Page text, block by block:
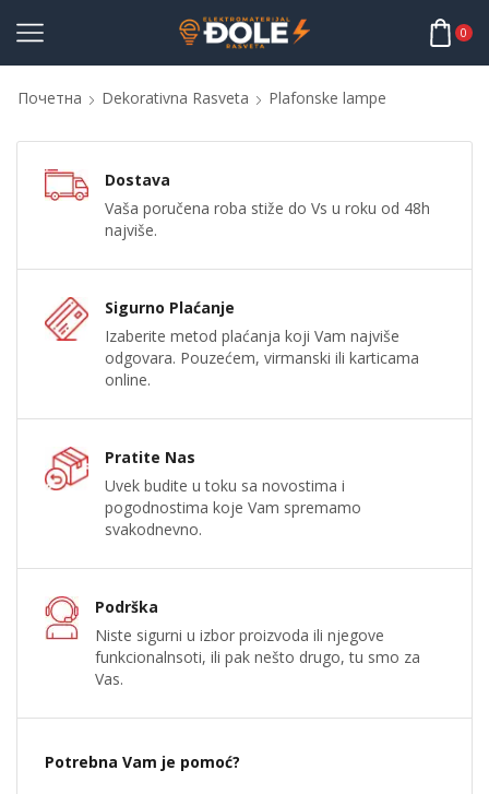
0
Почетна Dekorativna Rasveta Plafonske lampe
Dostava
Vaša poručena roba stiže do Vs u roku od 48h
najviše.
Sigurno Plaćanje
Izaberite metod plaćanja koji Vam najviše
odgovara. Pouzećem, virmanski ili karticama
online.
Pratite Nas
Uvek budite u toku sa novostima i
pogodnostima koje Vam spremamo
svakodnevno.
Podrška
Niste sigurni u izbor proizvoda ili njegove
funkcionalnsoti, ili pak nešto drugo, tu smo za
Vas.
Potrebna Vam je pomoć?